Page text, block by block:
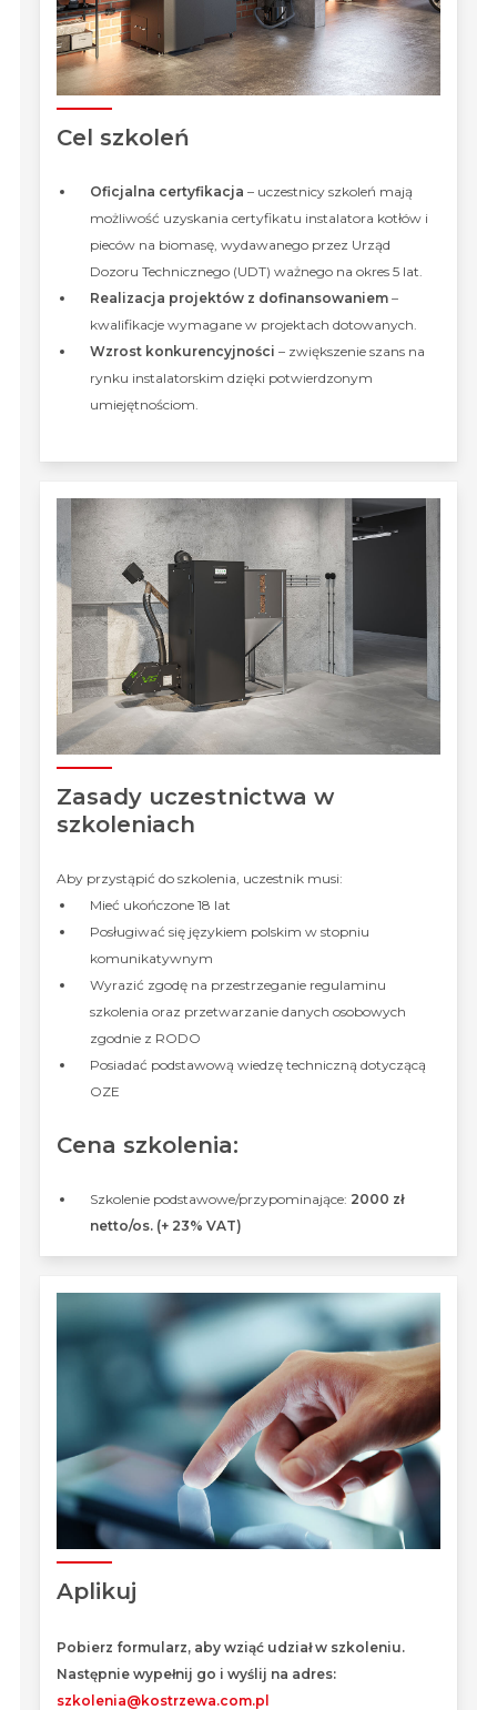
Cel szkoleń
Oficjalna certyfikacja – uczestnicy szkoleń mają
możliwość uzyskania certyfikatu instalatora kotłów i
pieców na biomasę, wydawanego przez Urząd
Dozoru Technicznego (UDT) ważnego na okres 5 lat.
Realizacja projektów z dofinansowaniem –
kwalifikacje wymagane w projektach dotowanych.
Wzrost konkurencyjności – zwiększenie szans na
rynku instalatorskim dzięki potwierdzonym
umiejętnościom.
Zasady uczestnictwa w
szkoleniach
Aby przystąpić do szkolenia, uczestnik musi:
Mieć ukończone 18 lat
Posługiwać się językiem polskim w stopniu
komunikatywnym
Wyrazić zgodę na przestrzeganie regulaminu
szkolenia oraz przetwarzanie danych osobowych
zgodnie z RODO
Posiadać podstawową wiedzę techniczną dotyczącą
OZE
Cena szkolenia:
Szkolenie podstawowe/przypominające: 2000 zł
netto/os. (+ 23% VAT)
Aplikuj
Pobierz formularz, aby wziąć udział w szkoleniu.
Następnie wypełnij go i wyślij na adres:
szkolenia@kostrzewa.com.pl